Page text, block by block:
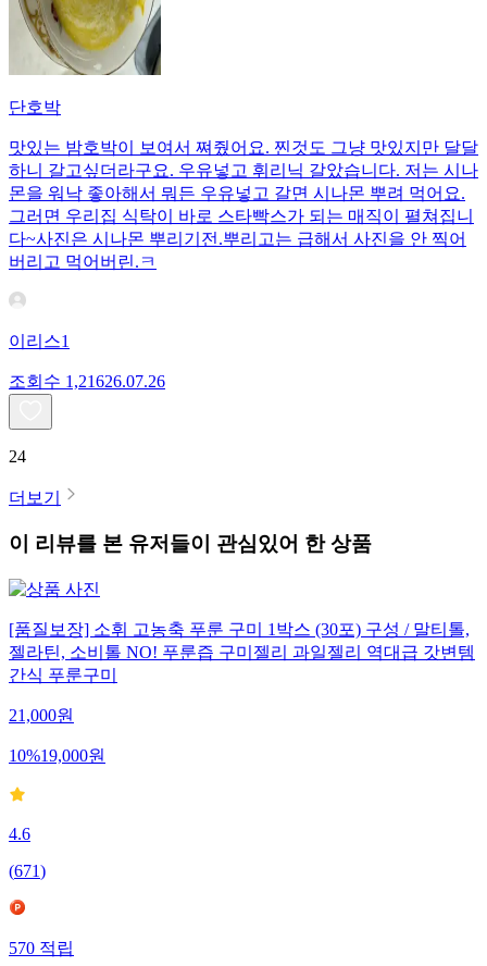
단호박
맛있는 밤호박이 보여서 쪄줬어요. 찐것도 그냥 맛있지만 달달
하니 갈고싶더라구요. 우유넣고 휘리닉 갈았습니다. 저는 시나
몬을 워낙 좋아해서 뭐든 우유넣고 갈면 시나몬 뿌려 먹어요.
그러면 우리집 식탁이 바로 스타빡스가 되는 매직이 펼쳐집니
다~사진은 시나몬 뿌리기전.뿌리고는 급해서 사진을 안 찍어
버리고 먹어버린.ㅋ
이리스1
조회수 1,21626.07.26
24
더보기
이 리뷰를 본 유저들이 관심있어 한 상품
[품질보장] 소휘 고농축 푸룬 구미 1박스 (30포) 구성 / 말티톨,
젤라틴, 소비톨 NO! 푸룬즙 구미젤리 과일젤리 역대급 갓변템
간식 푸룬구미
21,000원
10%19,000원
4.6
(671)
570 적립